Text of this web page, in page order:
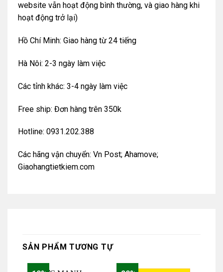
website vẫn hoạt động bình thường, và giao hàng khi
hoạt động trở lại)
Hồ Chí Minh: Giao hàng từ 24 tiếng
Hà Nôi: 2-3 ngày làm việc
Các tỉnh khác: 3-4 ngày làm việc
Free ship: Đơn hàng trên 350k
Hotline: 0931.202.388
Các hãng vận chuyển: Vn Post; Ahamove;
Giaohangtietkiem.com
SẢN PHẨM TƯƠNG TỰ